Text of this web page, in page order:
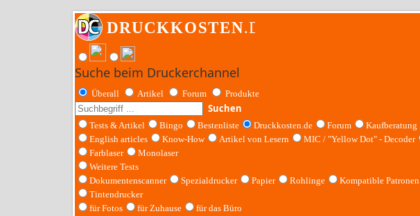
Suche beim Druckerchannel
Überall Artikel Forum Produkte
Suchen
Tests & Artikel Bingo Bestenliste Druckkosten.de Forum Kaufberatung
English articles
Know-How Artikel von Lesern MIC / "Yellow Dot" - Decoder
Farblaser
Monolaser
Weitere Tests
Dokumentenscanner
Spezialdrucker Papier Rohlinge
Kompatible Patronen
Tintendrucker
für Fotos
für Zuhause
für das Büro